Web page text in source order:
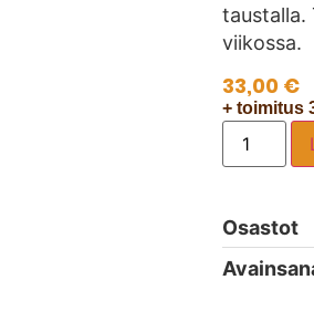
taustalla.
viikossa.
33,00 €
+ toimitus
Osastot